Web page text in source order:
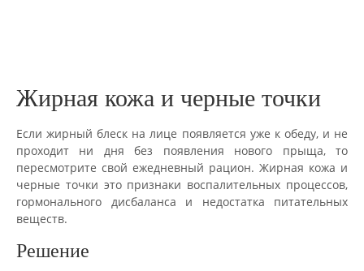
Жирная кожа и черные точки
Если жирный блеск на лице появляется уже к обеду, и не
проходит ни дня без появления нового прыща, то
пересмотрите свой ежедневный рацион. Жирная кожа и
черные точки это признаки воспалительных процессов,
гормонального дисбаланса и недостатка питательных
веществ.
Решение